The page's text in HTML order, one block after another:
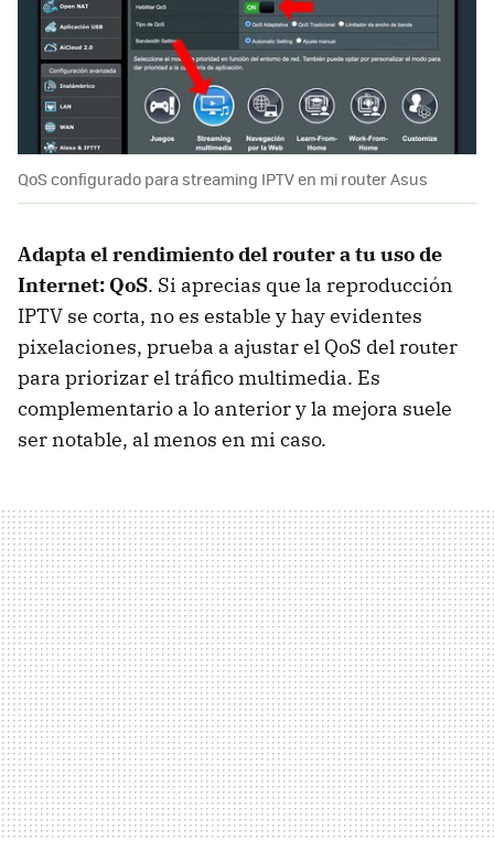
QoS configurado para streaming IPTV en mi router Asus
Adapta el rendimiento del router a tu uso de
Internet: QoS. Si aprecias que la reproducción
IPTV se corta, no es estable y hay evidentes
pixelaciones, prueba a ajustar el QoS del router
para priorizar el tráfico multimedia. Es
complementario a lo anterior y la mejora suele
ser notable, al menos en mi caso.